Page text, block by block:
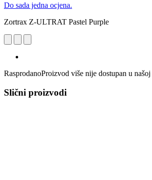
Do sada jedna ocjena.
Zortrax Z-ULTRAT Pastel Purple
RasprodanoProizvod više nije dostupan u
Slični proizvodi